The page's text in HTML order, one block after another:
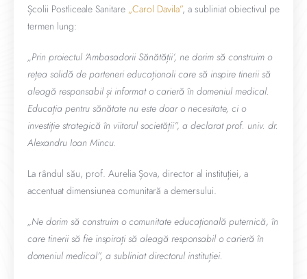
Școlii Postliceale Sanitare „Carol Davila”, a subliniat obiectivul pe
termen lung:
„Prin proiectul ‘Ambasadorii Sănătății’, ne dorim să construim o
rețea solidă de parteneri educaționali care să inspire tinerii să
aleagă responsabil și informat o carieră în domeniul medical.
Educația pentru sănătate nu este doar o necesitate, ci o
investiție strategică în viitorul societății”, a declarat prof. univ. dr.
Alexandru Ioan Mincu.
La rândul său, prof. Aurelia Șova, director al instituției, a
accentuat dimensiunea comunitară a demersului.
„Ne dorim să construim o comunitate educațională puternică, în
care tinerii să fie inspirați să aleagă responsabil o carieră în
domeniul medical”, a subliniat directorul instituției.